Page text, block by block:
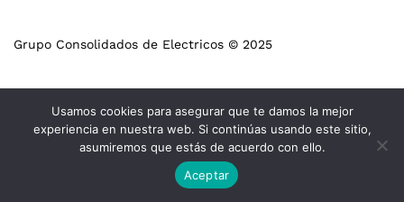
Grupo Consolidados de Electricos © 2025
Usamos cookies para asegurar que te damos la mejor
experiencia en nuestra web. Si continúas usando este sitio,
asumiremos que estás de acuerdo con ello.
Aceptar